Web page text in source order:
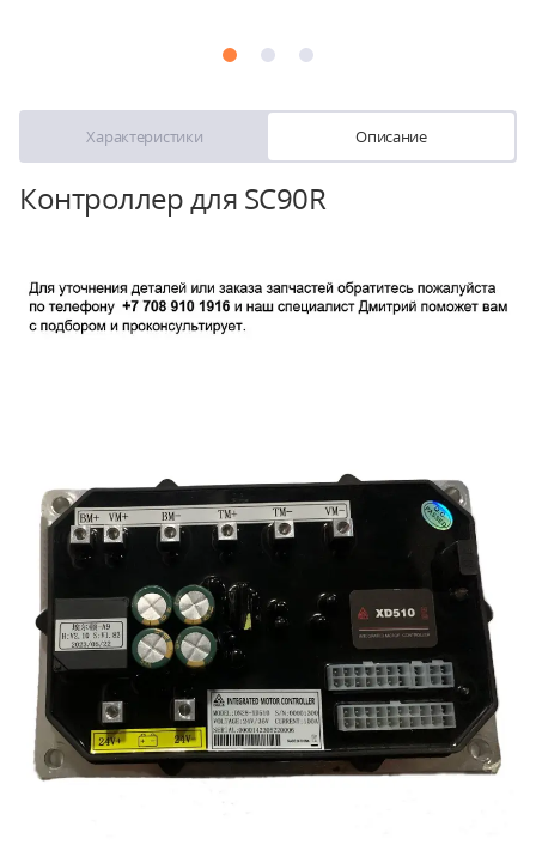
Характеристики Описание
Контроллер для SC90R